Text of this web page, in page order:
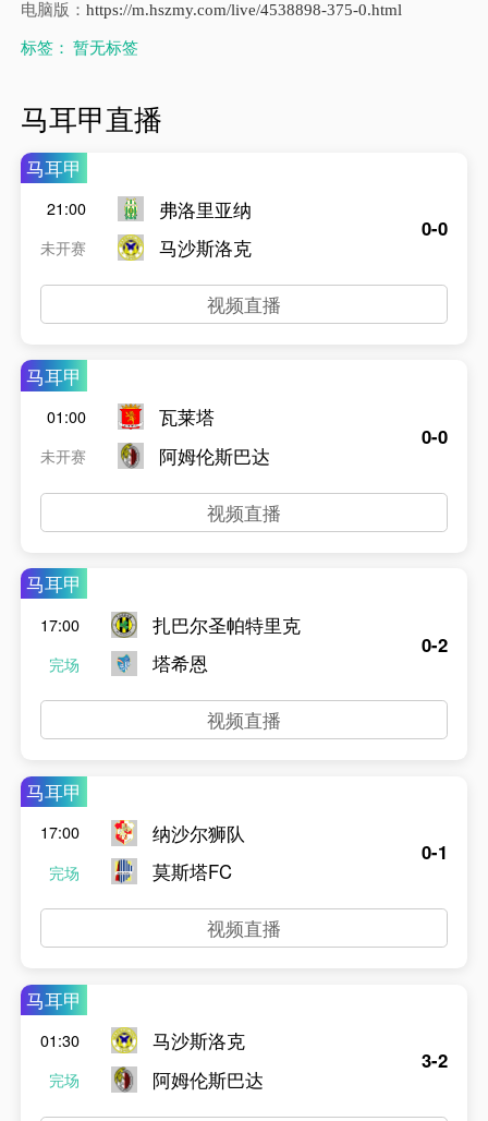
电脑版：https://m.hszmy.com/live/4538898-375-0.html
标签： 暂无标签
马耳甲直播
马耳甲
21:00
未开赛
弗洛里亚纳
马沙斯洛克
0-0
视频直播
马耳甲
01:00
未开赛
瓦莱塔
阿姆伦斯巴达
0-0
视频直播
马耳甲
17:00
完场
扎巴尔圣帕特里克
塔希恩
0-2
视频直播
马耳甲
17:00
完场
纳沙尔狮队
莫斯塔FC
0-1
视频直播
马耳甲
01:30
完场
马沙斯洛克
阿姆伦斯巴达
3-2